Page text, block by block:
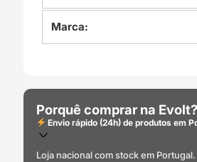
Marca:
Porquê comprar na Evolt?
Envio rápido (24h) de produtos em
Loja nacional com stock em